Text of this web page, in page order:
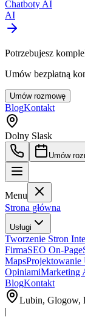
Chatboty AI
AI
Potrzebujesz
Umów bezpłatną
Umów rozmowę
BlogKontakt
Dolny Slask
Umów
Menu
Strona główna
Usługi
Tworzenie Stron
FirmaSEO On-Page
Maps
OpiniamiMarketing
BlogKontakt
Lubin, Glogow,
|